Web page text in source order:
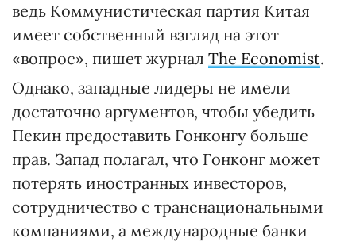
ведь Коммунистическая партия Китая
имеет собственный взгляд на этот
«вопрос», пишет журнал The Economist.
Однако, западные лидеры не имели
достаточно аргументов, чтобы убедить
Пекин предоставить Гонконгу больше
прав. Запад полагал, что Гонконг может
потерять иностранных инвесторов,
сотрудничество с транснациональными
компаниями, а международные банки